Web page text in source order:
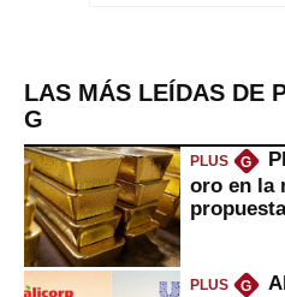
LAS MÁS LEÍDAS DE
G
PLUS G
oro en la
PLUS G